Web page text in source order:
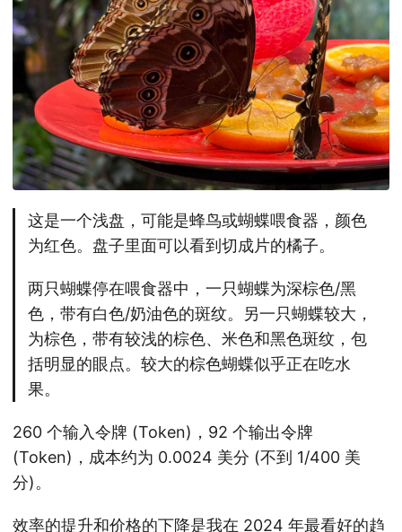
这是一个浅盘，可能是蜂鸟或蝴蝶喂食器，颜色
为红色。盘子里面可以看到切成片的橘子。
两只蝴蝶停在喂食器中，一只蝴蝶为深棕色/黑
色，带有白色/奶油色的斑纹。另一只蝴蝶较大，
为棕色，带有较浅的棕色、米色和黑色斑纹，包
括明显的眼点。较大的棕色蝴蝶似乎正在吃水
果。
260 个输入令牌 (Token)，92 个输出令牌
(Token)，成本约为 0.0024 美分 (不到 1/400 美
分)。
效率的提升和价格的下降是我在 2024 年最看好的趋